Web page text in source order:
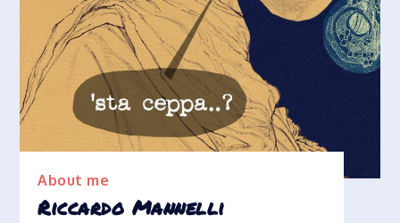
About me
Riccardo Mannelli